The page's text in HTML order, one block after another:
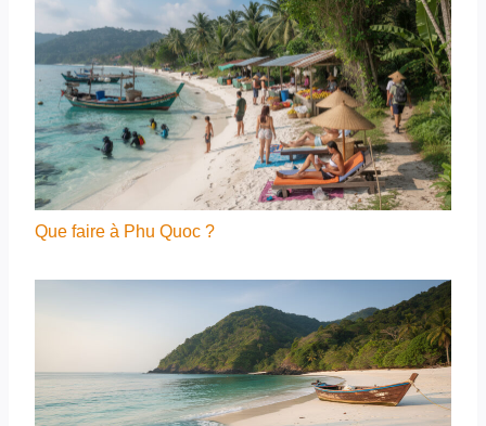
Que faire à Phu Quoc ?